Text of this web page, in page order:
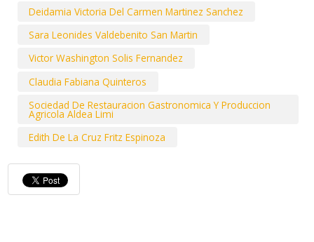
Deidamia Victoria Del Carmen Martinez Sanchez
Sara Leonides Valdebenito San Martin
Victor Washington Solis Fernandez
Claudia Fabiana Quinteros
Sociedad De Restauracion Gastronomica Y Produccion
Agricola Aldea Limi
Edith De La Cruz Fritz Espinoza